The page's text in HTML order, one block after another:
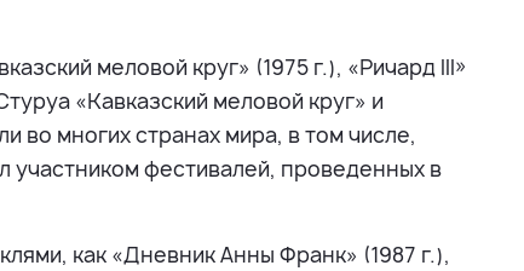
меловой круг» (1975 г.), «Ричард III»
«Кавказский меловой круг» и
во многих странах мира, в том числе,
фестивалей, проведенных в
как «Дневник Анны Франк» (1987 г.),